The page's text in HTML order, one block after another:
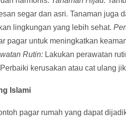
segar dan asri. Tanaman juga
lingkungan yang lebih sehat.
pagar untuk meningkatkan
Rutin: Lakukan perawatan
kerusakan atau cat ulang
Islami
pagar rumah yang dapat